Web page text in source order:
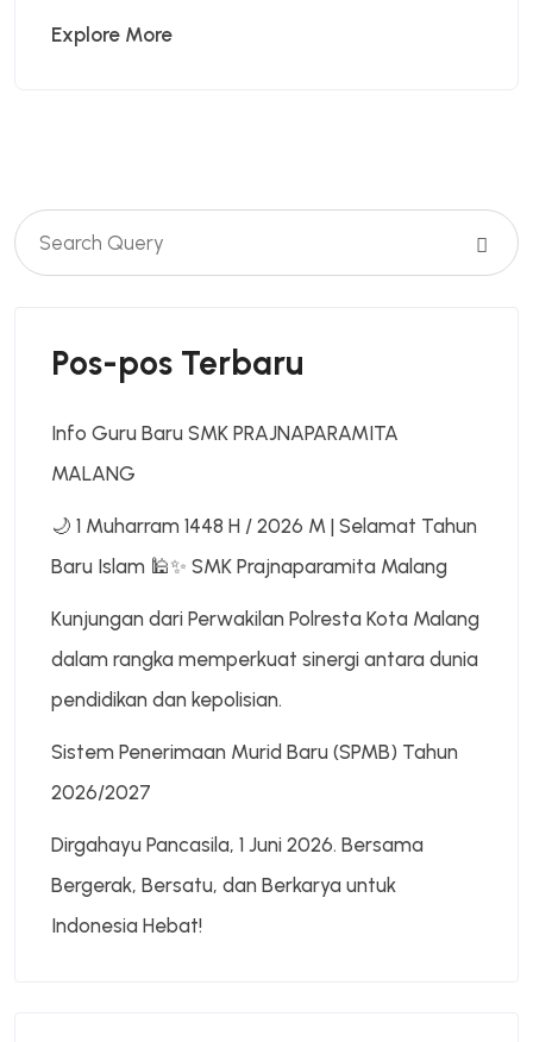
Explore More
Pos-pos Terbaru
Info Guru Baru SMK PRAJNAPARAMITA
MALANG
🌙 1 Muharram 1448 H / 2026 M | Selamat Tahun
Baru Islam 🕌✨ SMK Prajnaparamita Malang
Kunjungan dari Perwakilan Polresta Kota Malang
dalam rangka memperkuat sinergi antara dunia
pendidikan dan kepolisian.
Sistem Penerimaan Murid Baru (SPMB) Tahun
2026/2027
Dirgahayu Pancasila, 1 Juni 2026. Bersama
Bergerak, Bersatu, dan Berkarya untuk
Indonesia Hebat!